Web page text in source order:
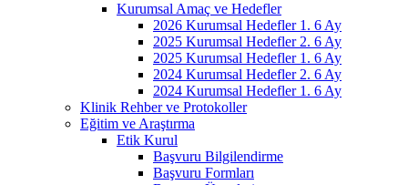
Kurumsal Amaç ve Hedefler
2026 Kurumsal Hedefler 1. 6 Ay
2025 Kurumsal Hedefler 2. 6 Ay
2025 Kurumsal Hedefler 1. 6 Ay
2024 Kurumsal Hedefler 2. 6 Ay
2024 Kurumsal Hedefler 1. 6 Ay
Klinik Rehber ve Protokoller
Eğitim ve Araştırma
Etik Kurul
Başvuru Bilgilendirme
Başvuru Formları